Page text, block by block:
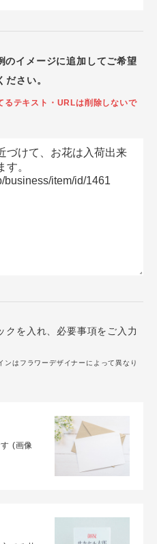
のイメージに追加してご希望
さい。
テキスト・URLは削除しないで
クを入れ、必要事項をご入力
はフラワーデザイナーによって異なり
(画像